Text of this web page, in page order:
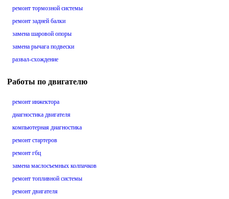
ремонт тормозной системы
ремонт задней балки
замена шаровой опоры
замена рычага подвески
развал-схождение
Работы по двигателю
ремонт инжектора
диагностика двигателя
компьютерная диагностика
ремонт стартеров
ремонт гбц
замена маслосъемных колпачков
ремонт топливной системы
ремонт двигателя